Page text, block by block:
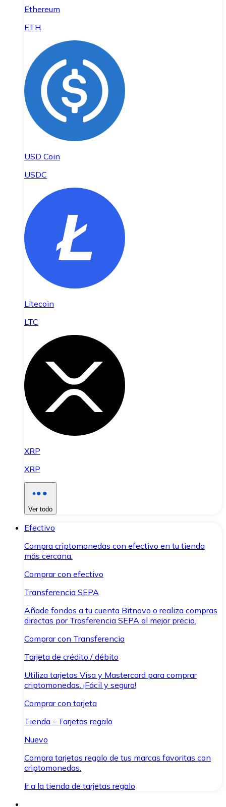
Ethereum
ETH
USD Coin
USDC
Litecoin
LTC
XRP
XRP
Ver todo
Efectivo
Compra criptomonedas con efectivo en tu tienda
más cercana.
Comprar con efectivo
Transferencia SEPA
Añade fondos a tu cuenta Bitnovo o realiza compras
directas por Trasferencia SEPA al mejor precio.
Comprar con Transferencia
Tarjeta de crédito / débito
Utiliza tarjetas Visa y Mastercard para comprar
criptomonedas. ¡Fácil y seguro!
Comprar con tarjeta
Tienda - Tarjetas regalo
Nuevo
Compra tarjetas regalo de tus marcas favoritas con
criptomonedas.
Ir a la tienda de tarjetas regalo